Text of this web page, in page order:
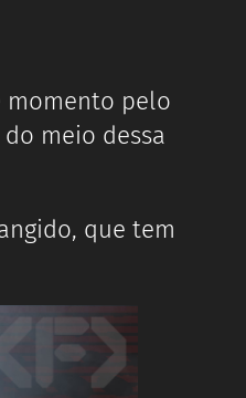
momento pelo
meio dessa
que tem